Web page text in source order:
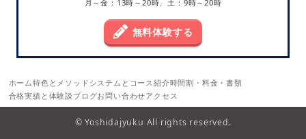
月～金：13時～20時、土：9時～20時
無料体験する
ホーム特色とメソッド システムとコース紹介時間割・料金・書類
合格実績と体験談 ブログお問い合わせアクセス
© Yoshidajyuku All rights reserved.